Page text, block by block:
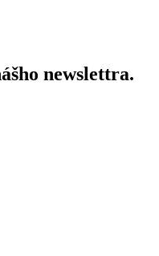
newslettra.